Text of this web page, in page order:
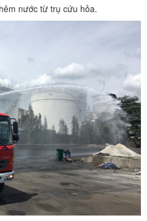
nước từ trụ cứu hỏa.